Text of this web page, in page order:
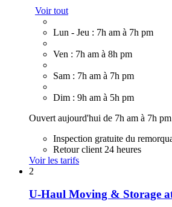
Voir tout
Lun - Jeu : 7h am à 7h pm
Ven : 7h am à 8h pm
Sam : 7h am à 7h pm
Dim : 9h am à 5h pm
Ouvert aujourd'hui de 7h am à 7h pm
Inspection gratuite du
Retour client 24 heures
Voir les tarifs
2
U-Haul Moving & Storage